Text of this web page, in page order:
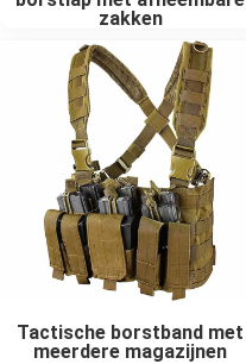
zakken
Tactische borstband met
meerdere magazijnen